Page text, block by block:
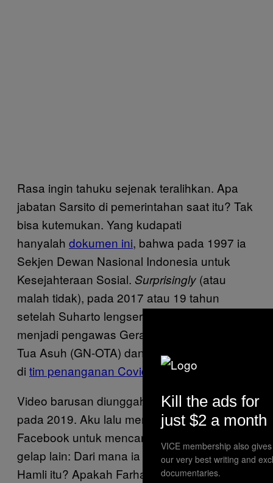
Rasa ingin tahuku sejenak teralihkan. Apa
jabatan Sarsito di pemerintahan saat itu? Tak
bisa kutemukan. Yang kudapati
hanyalah dokumen ini, bahwa pada 1997 ia
Sekjen Dewan Nasional Indonesia untuk
Kesejahteraan Sosial. Surprisingly (atau
malah tidak), pada 2017 atau 19 tahun
setelah Suharto lengser, Sarsito masih
menjadi pengawas Gerakan Nasional Orang
Tua Asuh (GN-OTA) dan di 2020, ia terlibat
di tim penanganan Covid-19 Kemensos
Video barusan diunggah Farhan Perdana
pada 2019. Aku lalu menghubunginya lewat
Facebook untuk mencari tahu hal yang masih
gelap lain: Dari mana ia mendapat video
Hamli itu? Apakah Farhan sempat bicara
Kill the ads for
just $2 a month
VICE membership also
our very best writing and
documentaries.